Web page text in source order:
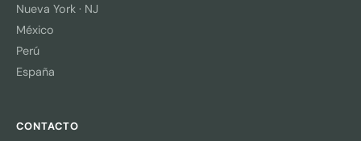
Nueva York · NJ
México
Perú
España
CONTACTO